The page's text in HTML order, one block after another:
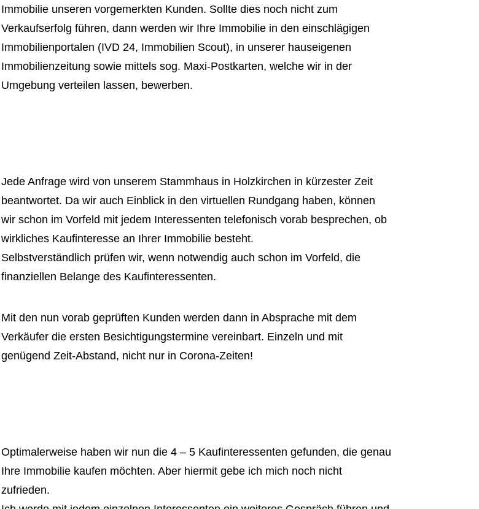
Immobilie unseren vorgemerkten Kunden. Sollte dies noch nicht zum
Verkaufserfolg führen, dann werden wir Ihre Immobilie in den einschlägigen
Immobilienportalen (IVD 24, Immobilien Scout), in unserer hauseigenen
Immobilienzeitung sowie mittels sog. Maxi-Postkarten, welche wir in der
Umgebung verteilen lassen, bewerben.
Jede Anfrage wird von unserem Stammhaus in Holzkirchen in kürzester Zeit
beantwortet. Da wir auch Einblick in den virtuellen Rundgang haben, können
wir schon im Vorfeld mit jedem Interessenten telefonisch vorab besprechen, ob
wirkliches Kaufinteresse an Ihrer Immobilie besteht.
Selbstverständlich prüfen wir, wenn notwendig auch schon im Vorfeld, die
finanziellen Belange des Kaufinteressenten.
Mit den nun vorab geprüften Kunden werden dann in Absprache mit dem
Verkäufer die ersten Besichtigungstermine vereinbart. Einzeln und mit
genügend Zeit-Abstand, nicht nur in Corona-Zeiten!
Optimalerweise haben wir nun die 4 – 5 Kaufinteressenten gefunden, die genau
Ihre Immobilie kaufen möchten. Aber hiermit gebe ich mich noch nicht
zufrieden.